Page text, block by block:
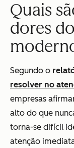
Quais
dores
Segundo o
resolver no
empresas
alto do que
torna-se difícil
atenção